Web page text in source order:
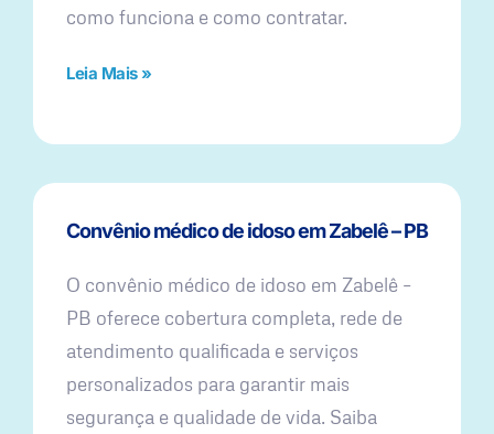
como funciona e como contratar.
Leia Mais »
Convênio médico de idoso em Zabelê – PB
O convênio médico de idoso em Zabelê –
PB oferece cobertura completa, rede de
atendimento qualificada e serviços
personalizados para garantir mais
segurança e qualidade de vida. Saiba